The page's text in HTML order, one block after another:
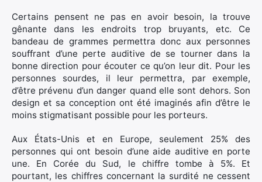
Certains pensent ne pas en avoir besoin, la trouve
gênante dans les endroits trop bruyants, etc. Ce
bandeau de grammes permettra donc aux personnes
souffrant d’une perte auditive de se tourner dans la
bonne direction pour écouter ce qu’on leur dit. Pour les
personnes sourdes, il leur permettra, par exemple,
d’être prévenu d’un danger quand elle sont dehors. Son
design et sa conception ont été imaginés afin d’être le
moins stigmatisant possible pour les porteurs.
Aux États-Unis et en Europe, seulement 25% des
personnes qui ont besoin d’une aide auditive en porte
une. En Corée du Sud, le chiffre tombe à 5%. Et
pourtant, les chiffres concernant la surdité ne cessent
×
Rechercher
: